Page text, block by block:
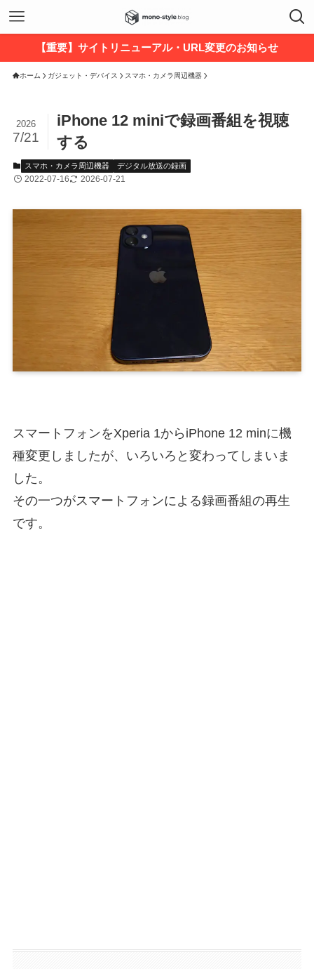
【重要】サイトリニューアル・URL変更のお知らせ
ホーム ガジェット・デバイス スマホ・カメラ周辺機器
iPhone 12 miniで録画番組を視聴
する
2026
7/21
スマホ・カメラ周辺機器 デジタル放送の録画
2022-07-16 2026-07-21
スマートフォンをXperia 1からiPhone 12 minに機
種変更しましたが、いろいろと変わってしまいま
した。
その一つがスマートフォンによる録画番組の再生
です。